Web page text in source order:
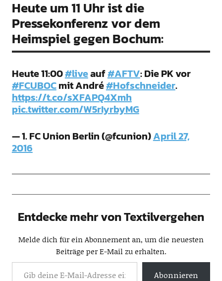
Heute um 11 Uhr ist die
Pressekonferenz vor dem
Heimspiel gegen Bochum:
Heute 11:00#liveauf#AFTV: Die PK vor
#FCUBOCmit André#Hofschneider.
https://t.co/sXFAPQ4Xmh
pic.twitter.com/W5rIyrbyMG
— 1. FC Union Berlin (@fcunion)April 27,
2016
Entdecke mehr von Textilvergehen
Melde dich für ein Abonnement an, um die neuesten
Beiträge per E-Mail zu erhalten.
Abonnieren